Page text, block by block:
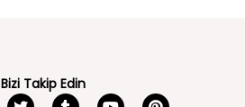
Bizi Takip Edin